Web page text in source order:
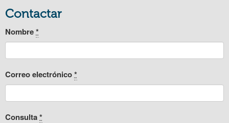
Contactar
Nombre*
Correo electrónico*
Consulta*